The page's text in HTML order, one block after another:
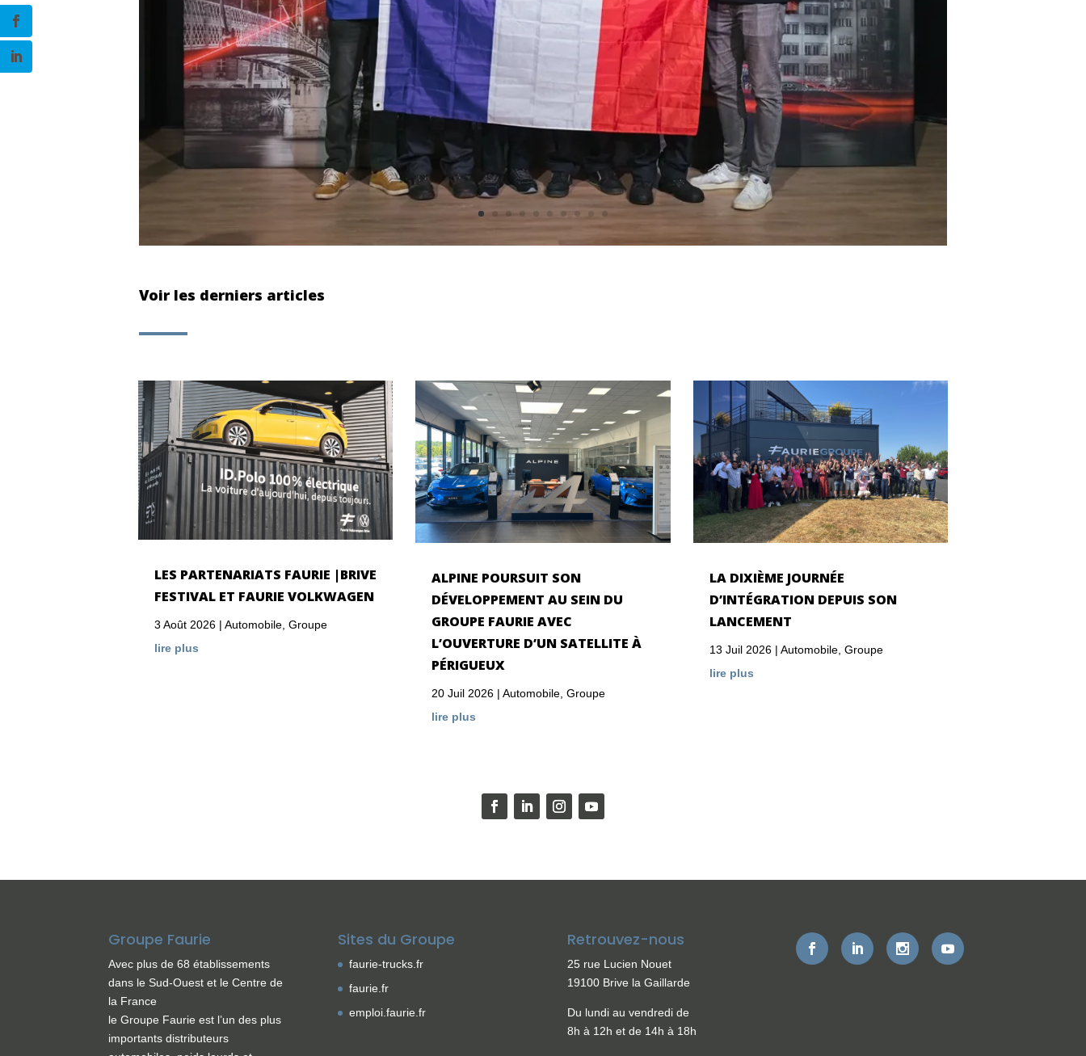
Voir les derniers articles
LES PARTENARIATS FAURIE |BRIVE
FESTIVAL ET FAURIE VOLKWAGEN
3 Août 2026 | Automobile, Groupe
lire plus
ALPINE POURSUIT SON
DÉVELOPPEMENT AU SEIN DU
GROUPE FAURIE AVEC
L’OUVERTURE D’UN SATELLITE À
PÉRIGUEUX
20 Juil 2026 |Automobile ,Groupe
lire plus
LA DIXIÈME JOURNÉE
D’INTÉGRATION DEPUIS SON
LANCEMENT
13 Juil 2026| Automobile, Groupe
lire plus
Groupe Faurie
Avec plus de 68 établissements
dans le Sud-Ouest et le Centre de
la France
le Groupe Faurie est l’un des plus
importants distributeurs
Sites du Groupe
faurie-trucks.fr
faurie.fr
emploi.faurie.fr
Retrouvez-nous
25 rue Lucien Nouet
19100 Brive la Gaillarde
Du lundi au vendredi de
8h à 12h et de 14h à 18h